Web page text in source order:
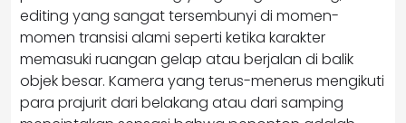
editing yang sangat tersembunyi di momen-
momen transisi alami seperti ketika karakter
memasuki ruangan gelap atau berjalan di balik
objek besar. Kamera yang terus-menerus mengikuti
para prajurit dari belakang atau dari samping